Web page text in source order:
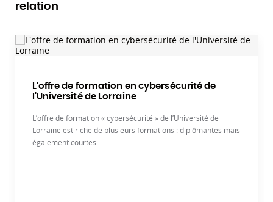
relation
L'offre de formation en cybersécurité de
l'Université de Lorraine
L’offre de formation « cybersécurité » de l’Université de
Lorraine est riche de plusieurs formations : diplômantes mais
également courtes..